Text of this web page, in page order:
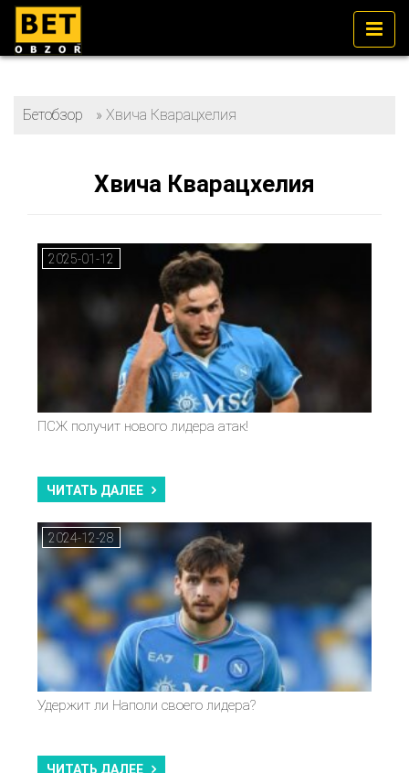
Бетобзор » Хвича Кварацхелия
Хвича Кварацхелия
2025-01-12
ПСЖ получит нового лидера атак!
ЧИТАТЬ ДАЛЕЕ
2024-12-28
Удержит ли Наполи своего лидера?
ЧИТАТЬ ДАЛЕЕ